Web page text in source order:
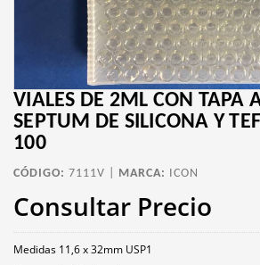
VIALES DE 2ML CON TAPA
SEPTUM DE SILICONA Y
100
CÓDIGO: 7111V | MARCA: ICON
Consultar Precio
Medidas 11,6 x 32mm USP1